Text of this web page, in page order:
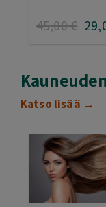
45,00€ 29
Katso lisää →